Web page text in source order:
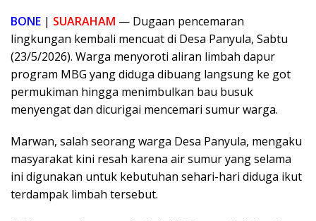
BONE | SUARAHAM — Dugaan pencemaran
lingkungan kembali mencuat di Desa Panyula, Sabtu
(23/5/2026). Warga menyoroti aliran limbah dapur
program MBG yang diduga dibuang langsung ke got
permukiman hingga menimbulkan bau busuk
menyengat dan dicurigai mencemari sumur warga.
Marwan, salah seorang warga Desa Panyula, mengaku
masyarakat kini resah karena air sumur yang selama
ini digunakan untuk kebutuhan sehari-hari diduga ikut
terdampak limbah tersebut.